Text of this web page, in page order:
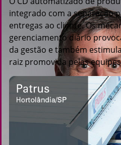
integrado com a separação
entregas ao cliente. Os
gerenciamento diário
da gestão e também
raiz promovida pelas